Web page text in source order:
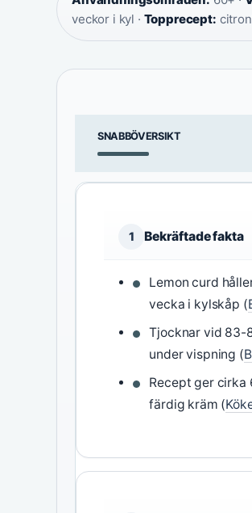
veckor i kyl · Topprecept:
SNABBÖVERSIKT
1 Bekräftade fakta
Lemon curd
vecka i kylskåp (
Tjocknar vid 83-
under vispning (
Recept ger cirka
färdig kräm (